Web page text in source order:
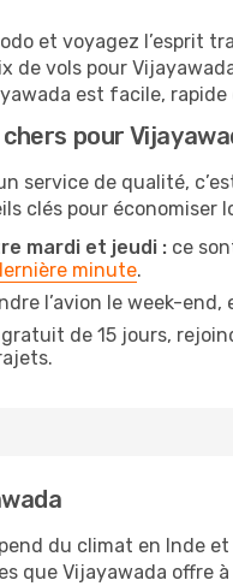
et voyagez
vols pour
est facile,
pour
service de qualité,
clés pour économiser
mardi et jeudi : ce
minute.
l’avion le week-
de 15 jours,
du climat en Inde
que Vijayawada offre